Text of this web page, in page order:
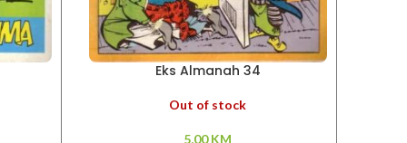
Eks Almanah 34
Out of stock
5,00KM